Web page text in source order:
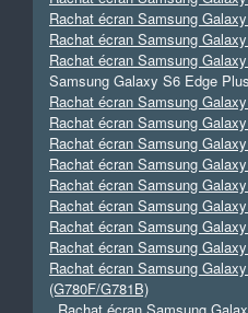
Rachat écran Samsung
Rachat écran Samsung
Rachat écran Samsung
Samsung Galaxy S6 Edge
Rachat écran Samsung
Rachat écran Samsung
Rachat écran Samsung
Rachat écran Samsung
Rachat écran Samsung
Rachat écran Samsung
Rachat écran Samsung
Rachat écran Samsung
Rachat écran Samsung
(G780F/G781B)